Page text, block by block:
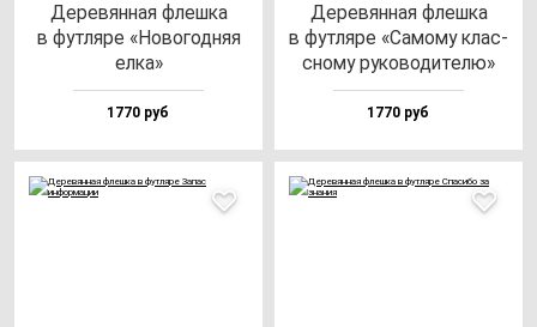
Дере­вян­ная флеш­ка
в фут­ля­ре «Ново­год­няя
ел­ка»
1770 руб
Дере­вян­ная флеш­ка
в фут­ля­ре «Само­му клас­
сно­му ру­ко­во­ди­те­лю»
1770 руб